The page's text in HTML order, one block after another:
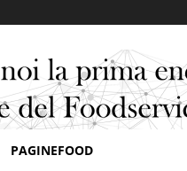
PAGINEFOOD